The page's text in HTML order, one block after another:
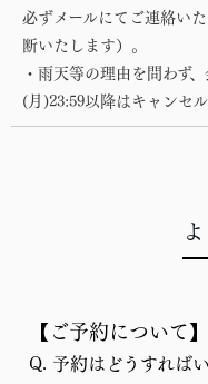
必ずメールにてご連絡い
断いたします）。
・雨天等の理由を問わず
(月)23:59以降はキャンセ
【ご予約について】
Q. 予約はどうすれば